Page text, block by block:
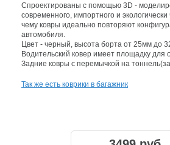
Спроектированы с помощью 3D -
современного, импортного и
чему ковры идеально повторяют
автомобиля.
Цвет - черный, высота борта от 25мм до
Водительский ковер имеет площадку для
Задние ковры c перемычкой на
Так же есть коврики в багажник